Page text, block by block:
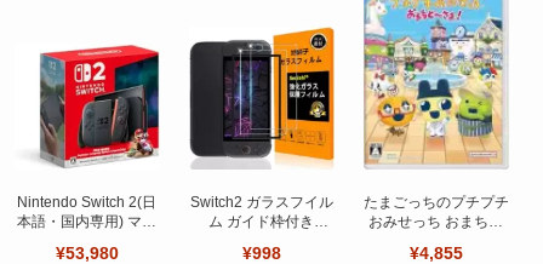
Nintendo Switch 2(日
本語・国内専用) マリ
ット
¥53,980
Switch2 ガラスフイル
ム ガイド枠付き
ット 日本旭硝子製-高
¥998
たまごっちのプチプチ
おみせっち おまちど
¥4,855